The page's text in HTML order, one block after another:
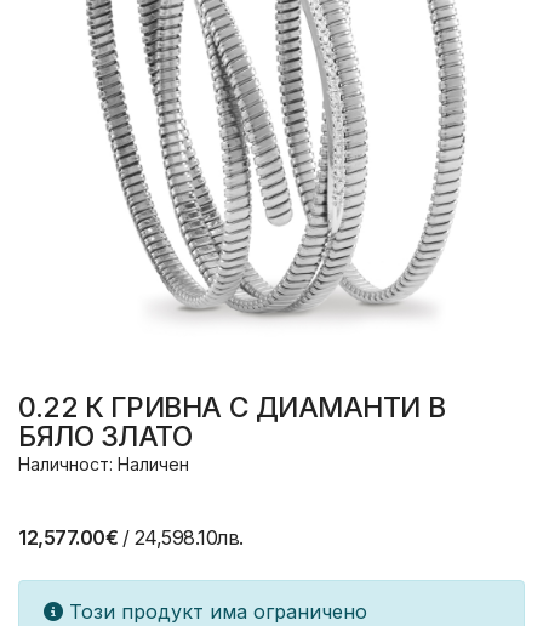
0.22 К ГРИВНА С ДИАМАНТИ В
БЯЛО ЗЛАТО
Наличност: Наличен
12,577.00€ / 24,598.10лв.
Този продукт има ограничено